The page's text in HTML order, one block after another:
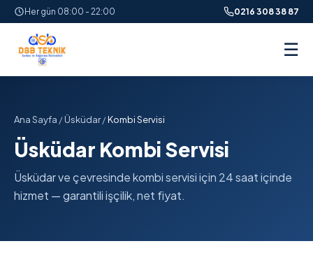
Her gün 08:00 - 22:00 0216 308 38 87
☰
Ana Sayfa /Üsküdar/Kombi Servisi
Üsküdar Kombi Servisi
Üsküdar ve çevresinde kombi servisi için 24 saat içinde
hizmet — garantili işçilik, net fiyat.